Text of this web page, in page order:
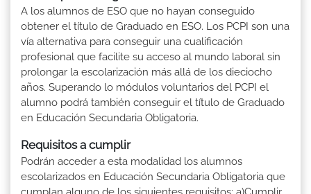
A los alumnos de ESO que no hayan conseguido
obtener el título de Graduado en ESO. Los PCPI son una
vía alternativa para conseguir una cualificación
profesional que facilite su acceso al mundo laboral sin
prolongar la escolarización más allá de los dieciocho
años. Superando lo módulos voluntarios del PCPI el
alumno podrá también conseguir el título de Graduado
en Educación Secundaria Obligatoria.
Requisitos a cumplir
Podrán acceder a esta modalidad los alumnos
escolarizados en Educación Secundaria Obligatoria que